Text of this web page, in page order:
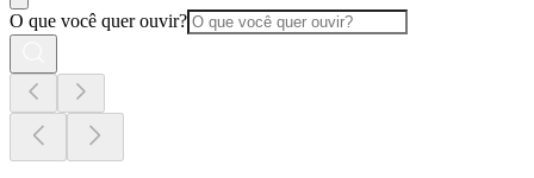
O que você quer ouvir?